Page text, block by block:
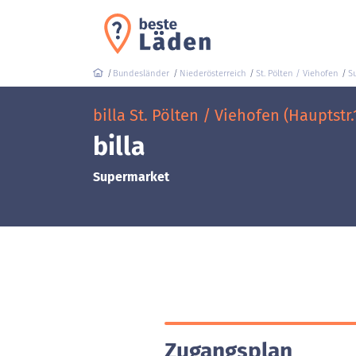
Bundesländer Niederösterreich St. Pölten / Viehofen
billa St. Pölten / Viehofen
billa
Supermarket